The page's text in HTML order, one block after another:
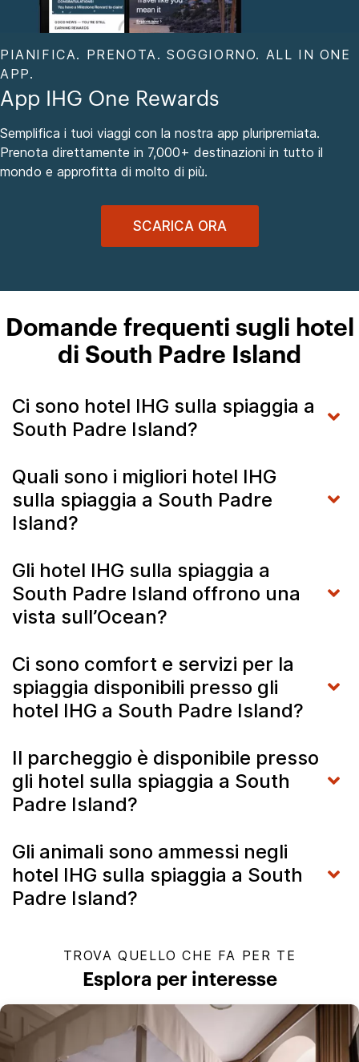
PIANIFICA. PRENOTA. SOGGIORNO. ALL IN ONE
APP.
App IHG One Rewards
Semplifica i tuoi viaggi con la nostra app pluripremiata.
Prenota direttamente in 7,000+ destinazioni in tutto il
mondo e approfitta di molto di più.
SCARICA ORA
Domande frequenti sugli hotel
di South Padre Island
Ci sono hotel IHG sulla spiaggia a
South Padre Island?
Quali sono i migliori hotel IHG
sulla spiaggia a South Padre
Island?
Gli hotel IHG sulla spiaggia a
South Padre Island offrono una
vista sull’Ocean?
Ci sono comfort e servizi per la
spiaggia disponibili presso gli
hotel IHG a South Padre Island?
Il parcheggio è disponibile presso
gli hotel sulla spiaggia a South
Padre Island?
Gli animali sono ammessi negli
hotel IHG sulla spiaggia a South
Padre Island?
TROVA QUELLO CHE FA PER TE
Esplora per interesse